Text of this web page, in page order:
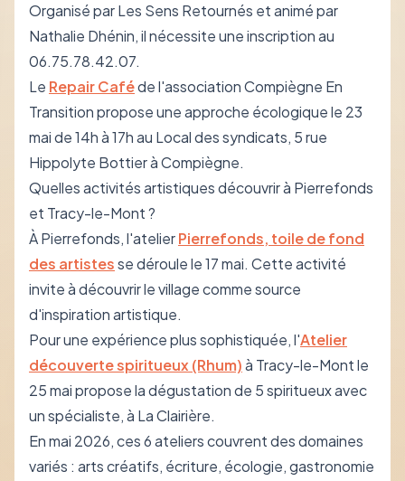
Organisé par Les Sens Retournés et animé par
Nathalie Dhénin, il nécessite une inscription au
06.75.78.42.07.
Le Repair Caféde l'association Compiègne En
Transition propose une approche écologique le 23
mai de 14h à 17h au Local des syndicats, 5 rue
Hippolyte Bottier à Compiègne.
Quelles activités artistiques découvrir à Pierrefonds
et Tracy-le-Mont ?
À Pierrefonds, l'atelierPierrefonds, toile de fond
des artistesse déroule le 17 mai. Cette activité
invite à découvrir le village comme source
d'inspiration artistique.
Pour une expérience plus sophistiquée, l'Atelier
découverte spiritueux (Rhum)à Tracy-le-Mont le
25 mai propose la dégustation de 5 spiritueux avec
un spécialiste, à La Clairière.
En mai 2026, ces 6 ateliers couvrent des domaines
variés : arts créatifs, écriture, écologie, gastronomie